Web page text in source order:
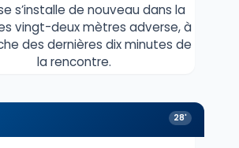
s’installe de nouveau dans la
vingt-deux mètres adverse, à
des dernières dix minutes de
la rencontre.
28'